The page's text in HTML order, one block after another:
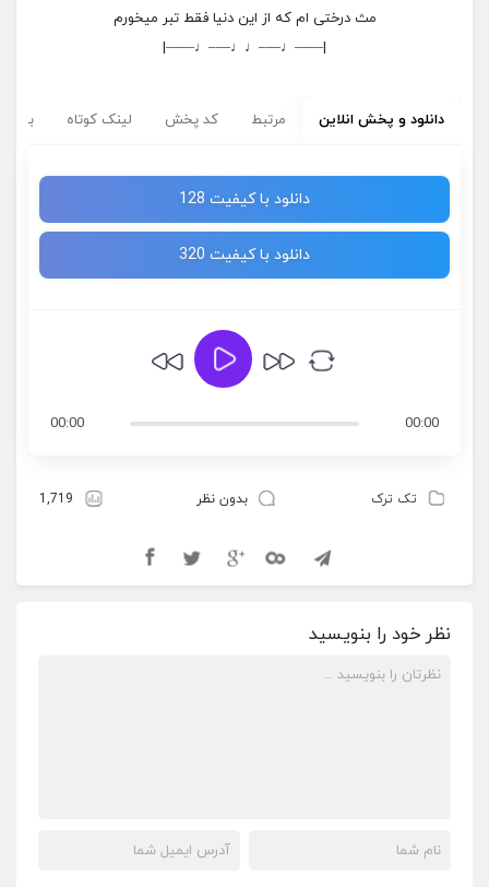
مث درختی ام که از این دنیا فقط تبر میخورم
|——♩—–♩♩—–♩——|
دانلود و پخش انلاین مرتبط کد پخش لینک کوتاه
دانلود با کیفیت 128
دانلود با کیفیت 320
00:00
00:00
تک ترک بدون نظر 1,719
نظر خود را بنویسید